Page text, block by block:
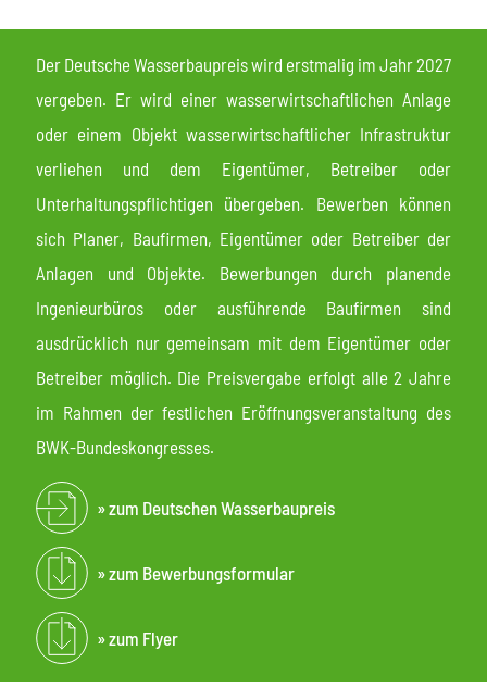
Der Deutsche Wasserbaupreis wird erstmalig im Jahr 2027
vergeben. Er wird einer wasserwirtschaftlichen Anlage
oder einem Objekt wasserwirtschaftlicher Infrastruktur
verliehen und dem Eigentümer, Betreiber oder
Unterhaltungspflichtigen übergeben. Bewerben können
sich Planer, Baufirmen, Eigentümer oder Betreiber der
Anlagen und Objekte. Bewerbungen durch planende
Ingenieurbüros oder ausführende Baufirmen sind
ausdrücklich nur gemeinsam mit dem Eigentümer oder
Betreiber möglich. Die Preisvergabe erfolgt alle 2 Jahre
im Rahmen der festlichen Eröffnungsveranstaltung des
BWK-Bundeskongresses.
zum Deutschen Wasserbaupreis
zum Bewerbungsformular
zum Flyer